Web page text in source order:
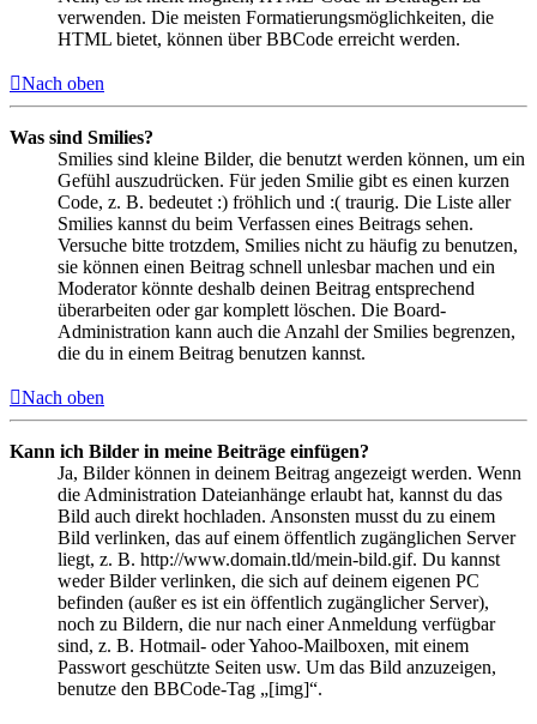
verwenden. Die meisten Formatierungsmöglichkeiten, die
HTML bietet, können über BBCode erreicht werden.
Nach oben
Was sind Smilies?
Smilies sind kleine Bilder, die benutzt werden können, um ein
Gefühl auszudrücken. Für jeden Smilie gibt es einen kurzen
Code, z. B. bedeutet :) fröhlich und :( traurig. Die Liste aller
Smilies kannst du beim Verfassen eines Beitrags sehen.
Versuche bitte trotzdem, Smilies nicht zu häufig zu benutzen,
sie können einen Beitrag schnell unlesbar machen und ein
Moderator könnte deshalb deinen Beitrag entsprechend
überarbeiten oder gar komplett löschen. Die Board-
Administration kann auch die Anzahl der Smilies begrenzen,
die du in einem Beitrag benutzen kannst.
Nach oben
Kann ich Bilder in meine Beiträge einfügen?
Ja, Bilder können in deinem Beitrag angezeigt werden. Wenn
die Administration Dateianhänge erlaubt hat, kannst du das
Bild auch direkt hochladen. Ansonsten musst du zu einem
Bild verlinken, das auf einem öffentlich zugänglichen Server
liegt, z. B. http://www.domain.tld/mein-bild.gif. Du kannst
weder Bilder verlinken, die sich auf deinem eigenen PC
befinden (außer es ist ein öffentlich zugänglicher Server),
noch zu Bildern, die nur nach einer Anmeldung verfügbar
sind, z. B. Hotmail- oder Yahoo-Mailboxen, mit einem
Passwort geschützte Seiten usw. Um das Bild anzuzeigen,
benutze den BBCode-Tag „[img]“.